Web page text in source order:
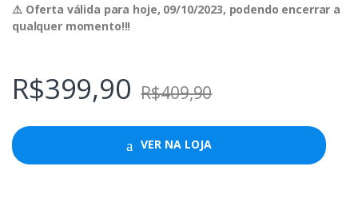
⚠️ Oferta válida para hoje, 09/10/2023, podendo encerrar a
qualquer momento!!!
R$399,90 R$409,90
VER NA LOJA